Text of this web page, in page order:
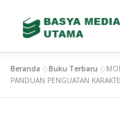
TENTANG KAMI
Beranda »Buku Terbaru »
PANDUAN PENGUATAN